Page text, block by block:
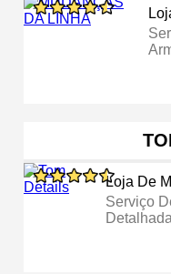
Loja De
Serviço
Detalhada